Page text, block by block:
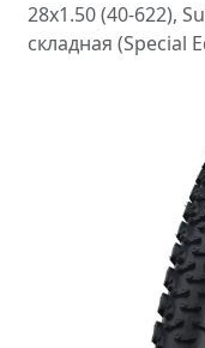
28x1.50 (40-622),
складная (Special